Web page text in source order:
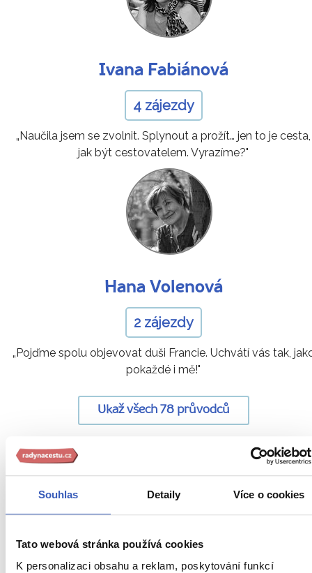
Souhlas Detaily Více o cookies
Tato webová stránka používá cookies
K personalizaci obsahu a reklam, poskytování funkcí
Ivana Fabiánová
4 zájezdy
„Naučila jsem se zvolnit. Splynout a prožít… jen to je cesta,
jak být cestovatelem. Vyrazíme?"
Hana Volenová
2 zájezdy
„Pojďme spolu objevovat duši Francie. Uchvátí vás tak,
pokaždé i mě!"
Ukaž všech 78 průvodců
Zajímavosti ve Francie
přímo od našich
průvodců